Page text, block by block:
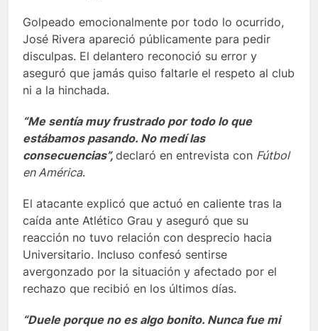
Golpeado emocionalmente por todo lo ocurrido,
José Rivera apareció públicamente para pedir
disculpas. El delantero reconoció su error y
aseguró que jamás quiso faltarle el respeto al club
ni a la hinchada.
“Me sentía muy frustrado por todo lo que
estábamos pasando. No medí las
consecuencias”, declaró en entrevista con Fútbol
en América.
El atacante explicó que actuó en caliente tras la
caída ante Atlético Grau y aseguró que su
reacción no tuvo relación con desprecio hacia
Universitario. Incluso confesó sentirse
avergonzado por la situación y afectado por el
rechazo que recibió en los últimos días.
“Duele porque no es algo bonito. Nunca fue mi